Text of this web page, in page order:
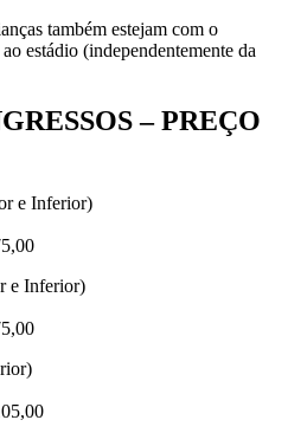
também estejam com o
estádio (independentemente da
– PREÇO
e Inferior)
e Inferior)